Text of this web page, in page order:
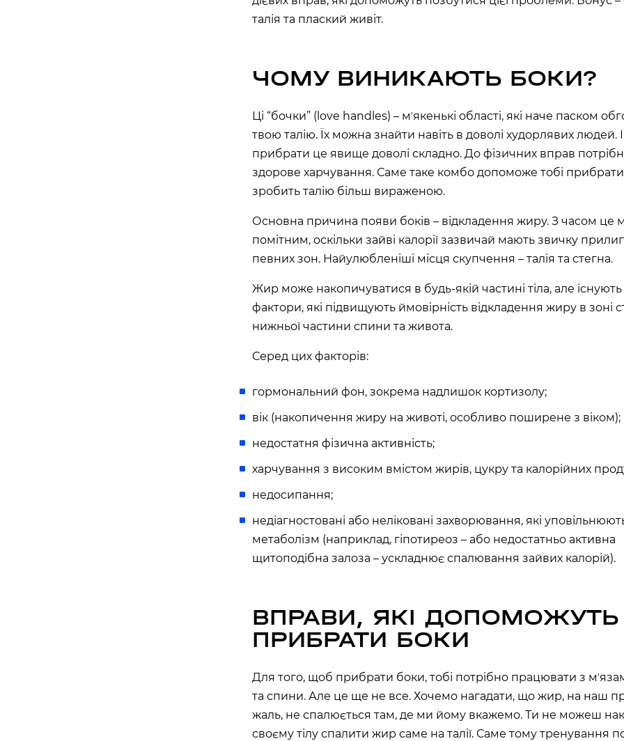
вулиця Василя Липківського, 1 А, Київ, Україна, 02000
APOLLO NEXT 031 (ТЦ «СІЛЬПО, БОРЩАГІВКА»)
APOLLO NEXT 032 (ТЦ «СІЛЬПО», ТЕРЕМКИ)
APOLLO NEXT 038 (ТЦ DOMA CENTER, МЕТРО
APOLLO NEXT 040 (ТЦ ЕКО МАРКЕТ)
проспект Червоної Калини, 17, Київ, Україна, 02000
APOLLO NEXT 036 (ТЦ «СІМ’Я», КОТОВСЬКОГО)
вулиця Семена Палія, 93А, Одеса, Одеська область, Україна
вулиця Новощіпний Ряд, 2, Одеса, Одеська обл., Україна
APOLLO NEXT 024 (ТРЦ VICTORIA GARDENS)
APOLLO NEXT 034 (БЦ «ТАУРУС»)
вулиця Героїв УПА, 73б, Львів, Львівська область, Україна
APOLLO NEXT 041 (ЯРМАРОК)
майдан Згоди, 6, Житомир, Житомирська область, Україна, 10002
Південний бульвар, 25, Івано-Франківськ, Івано-Франківська
талія та плаский живіт.
ЧОМУ ВИНИКАЮТЬ БОКИ?
Ці “бочки” (love handles) – мʼякенькі області, які наче паском
твою талію. Їх можна знайти навіть в доволі худорлявих людей. І
прибрати це явище доволі складно. До фізичних вправ
здорове харчування. Саме таке комбо допоможе тобі
зробить талію більш вираженою.
Основна причина появи боків – відкладення жиру. З часом це
помітним, оскільки зайві калорії зазвичай мають звичку
певних зон. Найулюбленіші місця скупчення – талія та стегна.
Жир може накопичуватися в будь-якій частині тіла, але існують
фактори, які підвищують ймовірність відкладення жиру в зоні
нижньої частини спини та живота.
Серед цих факторів:
гормональний фон, зокрема надлишок кортизолу;
вік (накопичення жиру на животі, особливо поширене з віком);
недостатня фізична активність;
харчування з високим вмістом жирів, цукру та калорійних
недосипання;
недіагностовані або неліковані захворювання, які
метаболізм (наприклад, гіпотиреоз – або недостатньо активна
щитоподібна залоза – ускладнює спалювання зайвих калорій).
ВПРАВИ, ЯКІ ДОПОМОЖУТЬ
ПРИБРАТИ БОКИ
Для того, щоб прибрати боки, тобі потрібно працювати з
та спини. Але це ще не все. Хочемо нагадати, що жир, на наш
жаль, не спалюється там, де ми йому вкажемо. Ти не можеш
своєму тілу спалити жир саме на талії. Саме тому тренування